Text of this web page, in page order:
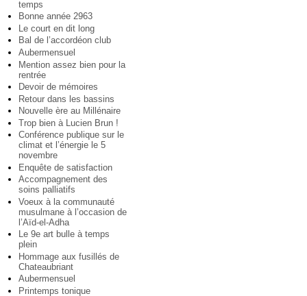
temps
Bonne année 2963
Le court en dit long
Bal de l’accordéon club
Aubermensuel
Mention assez bien pour la
rentrée
Devoir de mémoires
Retour dans les bassins
Nouvelle ère au Millénaire
Trop bien à Lucien Brun !
Conférence publique sur le
climat et l’énergie le 5
novembre
Enquête de satisfaction
Accompagnement des
soins palliatifs
Voeux à la communauté
musulmane à l’occasion de
l’Aïd-el-Adha
Le 9e art bulle à temps
plein
Hommage aux fusillés de
Chateaubriant
Aubermensuel
Printemps tonique